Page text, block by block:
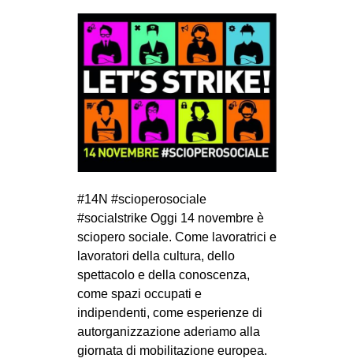
#14N #scioperosociale
#socialstrike Oggi 14 novembre è
sciopero sociale. Come lavoratrici e
lavoratori della cultura, dello
spettacolo e della conoscenza,
come spazi occupati e
indipendenti, come esperienze di
autorganizzazione aderiamo alla
giornata di mobilitazione europea.